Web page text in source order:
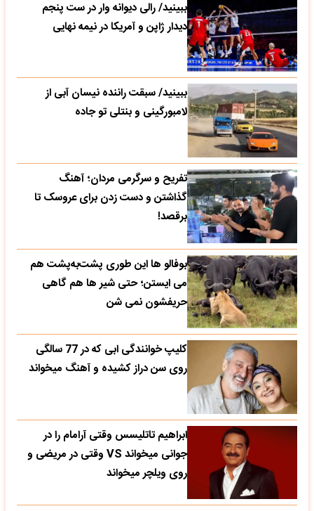
ببینید/ رالی دیوانه وار در ست پنجم
دیدار ژاپن و آمریکا در نیمه نهایی
ببینید/ سبقت راننده نیسان آبی از
لامبورگینی و بنتلی تو جاده
تفریح و سرگرمی مردان؛ آهنگ
گذاشتن و دست زدن برای عروسک تا
برقصد!
بوفالو ها این‌ طوری پشت‌به‌پشت هم
می‌ ایستن؛ حتی شیر ها هم گاهی
حریفشون نمی‌ شن
کلیپ خوانندگی ابی که در 77 سالگی
روی سن دراز کشیده و آهنگ میخواند
ابراهیم تاتلیسس وقتی آرامام را در
جوانی میخواند VS وقتی در مریضی و
روی ویلچر میخواند